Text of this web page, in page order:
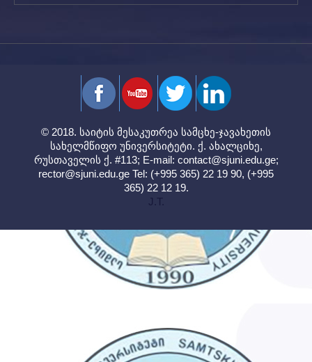
© 2018. საიტის მესაკუთრეა სამცხე-ჯავახეთის
სახელმწიფო უნივერსიტეტი. ქ. ახალციხე,
რუსთაველის ქ. #113; E-mail: contact@sjuni.edu.ge;
rector@sjuni.edu.ge Tel: (+995 365) 22 19 90, (+995
365) 22 12 19.
J.T.